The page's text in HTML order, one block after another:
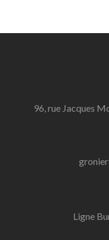
96, rue Jacques
Ligne